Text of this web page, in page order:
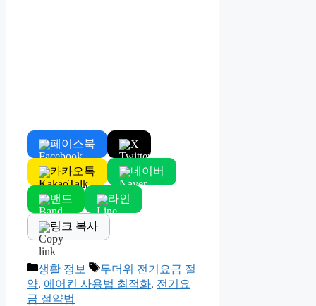
페이스북 X
카카오톡 네이버
밴드 라인
링크 복사
Categories
생활 정보 Tags
무더위 전기요금 절
약, 에어컨 사용법 최적화, 전기요
금 절약법